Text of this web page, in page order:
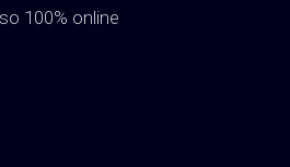
100% online